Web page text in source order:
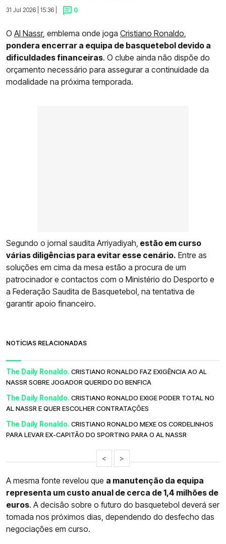
31 Jul 2026 | 15:36 |
0
O Al Nassr, emblema onde joga Cristiano Ronaldo
pondera encerrar a equipa de basquetebol devido a
dificuldades financeiras. O clube ainda não dispõe do
orçamento necessário para assegurar a continuidade da
modalidade na próxima temporada.
Segundo o jornal saudita Arriyadiyah, estão em curso
várias diligências para evitar esse cenário. Entre as
soluções em cima da mesa estão a procura de um
patrocinador e contactos com o Ministério do Desporto e
a Federação Saudita de Basquetebol, na tentativa de
garantir apoio financeiro.
NOTÍCIAS RELACIONADAS
The Daily Ronaldo. CRISTIANO RONALDO FAZ EXIGÊNCIA AO AL
NASSR SOBRE JOGADOR QUERIDO DO BENFICA
The Daily Ronaldo. CRISTIANO RONALDO EXIGE PODER TOTAL NO
AL NASSR E QUER ESCOLHER CONTRATAÇÕES
The Daily Ronaldo. CRISTIANO RONALDO MEXE OS CORDELINHOS
PARA LEVAR EX-CAPITÃO DO SPORTING PARA O AL NASSR
< >
A mesma fonte revelou que a manutenção da equipa
representa um custo anual de cerca de 1,4 milhões de
euros. A decisão sobre o futuro do basquetebol deverá ser
tomada nos próximos dias, dependendo do desfecho das
negociações em curso.